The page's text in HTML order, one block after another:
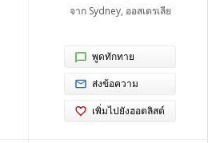
จาก Sydney, ออสเตรเลีย
พูดทักทาย
ส่งข้อความ
เพิ่มไปยังฮอตลิสต์